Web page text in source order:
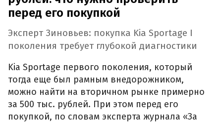
перед его покупкой
Эксперт Зиновьев: покупка Kia Sportage I
поколения требует глубокой диагностики
Kia Sportage первого поколения, который
тогда еще был рамным внедорожником,
можно найти на вторичном рынке примерно
за 500 тыс. рублей. При этом перед его
покупкой, по словам эксперта журнала «За